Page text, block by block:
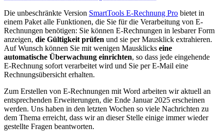
Die unbeschränkte Version SmartTools E-Rechnung Pro bietet in
einem Paket alle Funktionen, die Sie für die Verarbeitung von E-
Rechnungen benötigen: Sie können E-Rechnungen in lesbarer Form
anzeigen, die Gültigkeit prüfen und sie per Mausklick extrahieren.
Auf Wunsch können Sie mit wenigen Mausklicks eine
automatische Überwachung einrichten, so dass jede eingehende
E-Rechnung sofort verarbeitet wird und Sie per E-Mail eine
Rechnungsübersicht erhalten.
Zum Erstellen von E-Rechnungen mit Word arbeiten wir aktuell an
entsprechenden Erweiterungen, die Ende Januar 2025 erscheinen
werden. Uns haben in den letzten Wochen so viele Nachrichten zu
dem Thema erreicht, dass wir an dieser Stelle einige immer wieder
gestellte Fragen beantworten.